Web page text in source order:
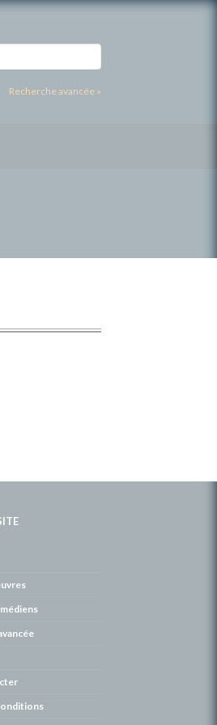
Recherche avancée »